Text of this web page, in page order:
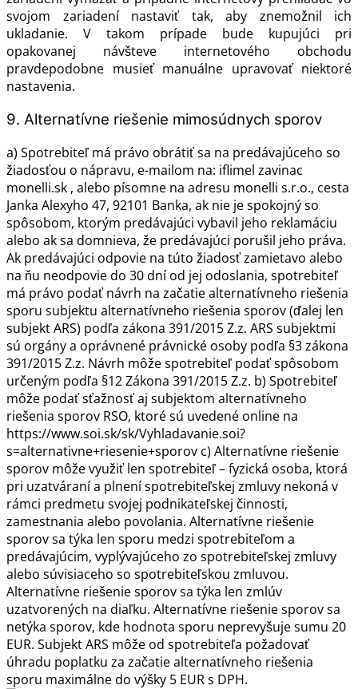
svojom zariadení nastaviť tak, aby znemožnil ich
ukladanie. V takom prípade bude kupujúci pri
opakovanej návšteve internetového obchodu
pravdepodobne musieť manuálne upravovať niektoré
nastavenia.
9. Alternatívne riešenie mimosúdnych sporov
a) Spotrebiteľ má právo obrátiť sa na predávajúceho so
žiadosťou o nápravu, e-mailom na: iflimel zavinac
monelli.sk , alebo písomne na adresu monelli s.r.o., cesta
Janka Alexyho 47, 92101 Banka, ak nie je spokojný so
spôsobom, ktorým predávajúci vybavil jeho reklamáciu
alebo ak sa domnieva, že predávajúci porušil jeho práva.
Ak predávajúci odpovie na túto žiadosť zamietavo alebo
na ňu neodpovie do 30 dní od jej odoslania, spotrebiteľ
má právo podať návrh na začatie alternatívneho riešenia
sporu subjektu alternatívneho riešenia sporov (ďalej len
subjekt ARS) podľa zákona 391/2015 Z.z. ARS subjektmi
sú orgány a oprávnené právnické osoby podľa §3 zákona
391/2015 Z.z. Návrh môže spotrebiteľ podať spôsobom
určeným podľa §12 Zákona 391/2015 Z.z. b) Spotrebiteľ
môže podať sťažnosť aj subjektom alternatívneho
riešenia sporov RSO, ktoré sú uvedené online na
https://www.soi.sk/sk/Vyhladavanie.soi?
s=alternativne+riesenie+sporov c) Alternatívne riešenie
sporov môže využiť len spotrebiteľ – fyzická osoba, ktorá
pri uzatváraní a plnení spotrebiteľskej zmluvy nekoná v
rámci predmetu svojej podnikateľskej činnosti,
zamestnania alebo povolania. Alternatívne riešenie
sporov sa týka len sporu medzi spotrebiteľom a
predávajúcim, vyplývajúceho zo spotrebiteľskej zmluvy
alebo súvisiaceho so spotrebiteľskou zmluvou.
Alternatívne riešenie sporov sa týka len zmlúv
uzatvorených na diaľku. Alternatívne riešenie sporov sa
netýka sporov, kde hodnota sporu neprevyšuje sumu 20
EUR. Subjekt ARS môže od spotrebiteľa požadovať
úhradu poplatku za začatie alternatívneho riešenia
sporu maximálne do výšky 5 EUR s DPH.